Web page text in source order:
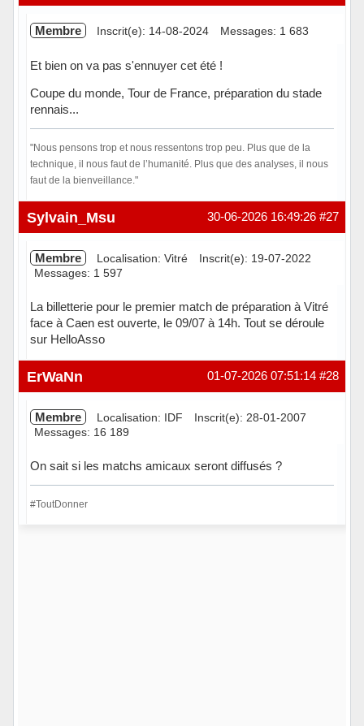
Membre Inscrit(e): 14-08-2024 Messages: 1 683
Et bien on va pas s'ennuyer cet été !
Coupe du monde, Tour de France, préparation du stade
rennais...
"Nous pensons trop et nous ressentons trop peu. Plus que de la
technique, il nous faut de l’humanité. Plus que des analyses, il nous
faut de la bienveillance."
Hors ligne #27
30-06-2026 16:49:26
Sylvain_Msu
Membre Localisation: Vitré
Inscrit(e): 19-07-2022
Messages: 1 597
La billetterie pour le premier match de préparation à Vitré
face à Caen est ouverte, le 09/07 à 14h. Tout se déroule
sur HelloAsso
Hors ligne #28
01-07-2026 07:51:14
ErWaNn
Membre Localisation: IDF
Inscrit(e): 28-01-2007
Messages: 16 189
On sait si les matchs amicaux seront diffusés ?
#ToutDonner